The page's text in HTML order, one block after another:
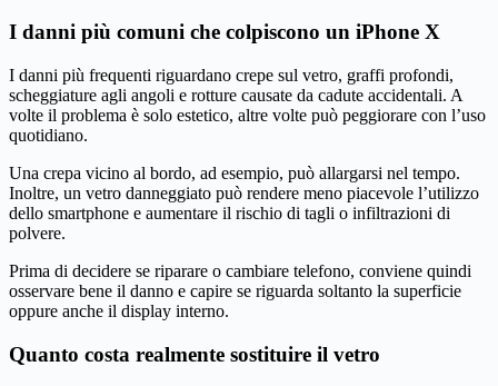
I danni più comuni che colpiscono un iPhone X
I danni più frequenti riguardano crepe sul vetro, graffi profondi,
scheggiature agli angoli e rotture causate da cadute accidentali. A
volte il problema è solo estetico, altre volte può peggiorare con l’uso
quotidiano.
Una crepa vicino al bordo, ad esempio, può allargarsi nel tempo.
Inoltre, un vetro danneggiato può rendere meno piacevole l’utilizzo
dello smartphone e aumentare il rischio di tagli o infiltrazioni di
polvere.
Prima di decidere se riparare o cambiare telefono, conviene quindi
osservare bene il danno e capire se riguarda soltanto la superficie
oppure anche il display interno.
Quanto costa realmente sostituire il vetro